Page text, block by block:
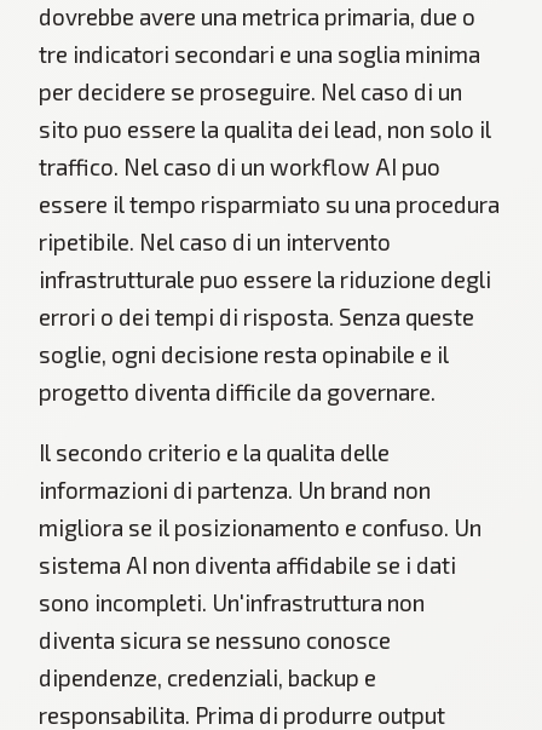
dovrebbe avere una metrica primaria, due o
tre indicatori secondari e una soglia minima
per decidere se proseguire. Nel caso di un
sito puo essere la qualita dei lead, non solo il
traffico. Nel caso di un workflow AI puo
essere il tempo risparmiato su una procedura
ripetibile. Nel caso di un intervento
infrastrutturale puo essere la riduzione degli
errori o dei tempi di risposta. Senza queste
soglie, ogni decisione resta opinabile e il
progetto diventa difficile da governare.
Il secondo criterio e la qualita delle
informazioni di partenza. Un brand non
migliora se il posizionamento e confuso. Un
sistema AI non diventa affidabile se i dati
sono incompleti. Un'infrastruttura non
diventa sicura se nessuno conosce
dipendenze, credenziali, backup e
responsabilita. Prima di produrre output